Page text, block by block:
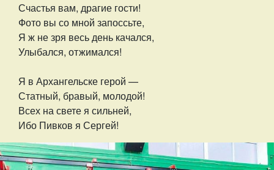
Счастья вам, драгие гости!
Фото вы со мной запоссьте,
Я ж не зря весь день качался,
Улыбался, отжимался!
Я в Архангельске герой —
Статный, бравый, молодой!
Всех на свете я сильней,
Ибо Пивков я Сергей!